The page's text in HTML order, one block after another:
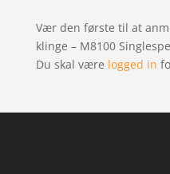
Vær den første til at
klinge – M8100
Du skal være logged in